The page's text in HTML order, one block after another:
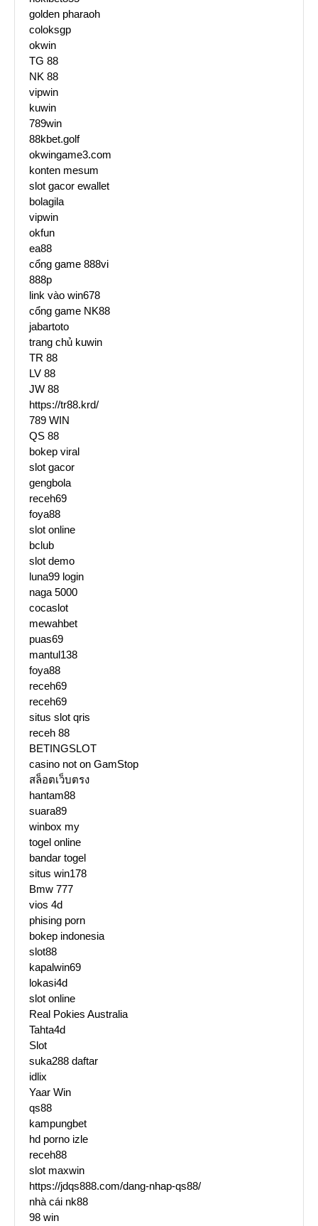
golden pharaoh
coloksgp
okwin
TG 88
NK 88
vipwin
kuwin
789win
88kbet.golf
okwingame3.com
konten mesum
slot gacor ewallet
bolagila
vipwin
okfun
ea88
cổng game 888vi
888p
link vào win678
cổng game NK88
jabartoto
trang chủ kuwin
TR 88
LV 88
JW 88
https://tr88.krd/
789 WIN
QS 88
bokep viral
slot gacor
gengbola
receh69
foya88
slot online
bclub
slot demo
luna99 login
naga 5000
cocaslot
mewahbet
puas69
mantul138
foya88
receh69
receh69
situs slot qris
receh 88
BETINGSLOT
casino not on GamStop
สล็อตเว็บตรง
hantam88
suara89
winbox my
togel online
bandar togel
situs win178
Bmw 777
vios 4d
phising porn
bokep indonesia
slot88
kapalwin69
lokasi4d
slot online
Real Pokies Australia
Tahta4d
Slot
suka288 daftar
idlix
Yaar Win
qs88
kampungbet
hd porno izle
receh88
slot maxwin
https://jdqs888.com/dang-nhap-qs88/
nhà cái nk88
98 win